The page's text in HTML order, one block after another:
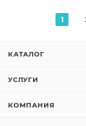
1
КАТАЛОГ
УСЛУГИ
КОМПАНИЯ